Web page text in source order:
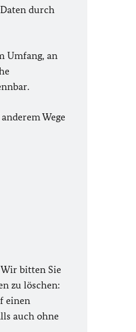
durch
Umfang, an
Wege
bitten Sie
zu löschen:
einen
auch ohne